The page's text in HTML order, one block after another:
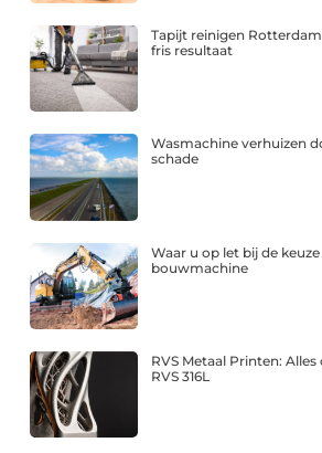
Tapijt reinigen
fris resultaat
Wasmachine verhuizen
schade
Waar u op let bij de
bouwmachine
RVS Metaal Printen:
RVS 316L